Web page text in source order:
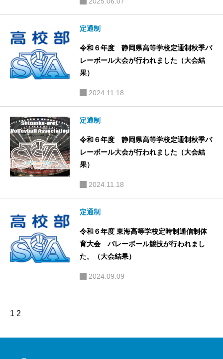
定通制
令和６年度 静岡県高等学校定通制秋季バ
レーボール大会が行われました（大会結
果）
2024.11.18
定通制
令和６年度 静岡県高等学校定通制秋季バ
レーボール大会が行われました（大会結
果）
2024.11.18
定通制
令和６年度 東海高等学校定時制通信制体
育大会 バレーボール競技が行われまし
た。（大会結果）
2024.09.09
1 2